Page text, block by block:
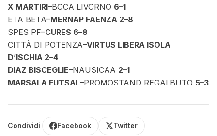
X MARTIRI–BOCA LIVORNO 6–1
ETA BETA–MERNAP FAENZA 2–8
SPES PF–CURES 6–8
CITTÀ DI POTENZA–VIRTUS LIBERA ISOLA
D’ISCHIA 2–4
DIAZ BISCEGLIE–NAUSICAA 2–1
MARSALA FUTSAL–PROMOSTAND REGALBUTO 5–3
Condividi Facebook Twitter